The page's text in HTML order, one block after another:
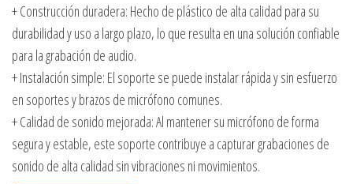
+ Construcción duradera: Hecho de plástico de alta calidad para su
durabilidad y uso a largo plazo, lo que resulta en una solución confiable
para la grabación de audio.
+ Instalación simple: El soporte se puede instalar rápida y sin esfuerzo
en soportes y brazos de micrófono comunes.
+ Calidad de sonido mejorada: Al mantener su micrófono de forma
segura y estable, este soporte contribuye a capturar grabaciones de
sonido de alta calidad sin vibraciones ni movimientos.